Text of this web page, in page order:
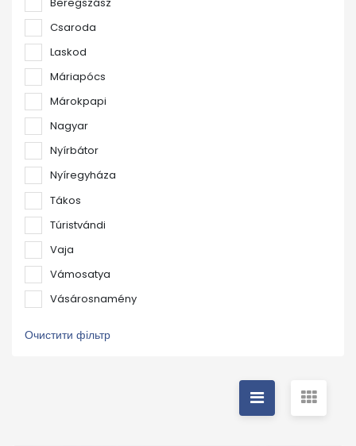
Csaroda
Laskod
Máriapócs
Márokpapi
Nagyar
Nyírbátor
Nyíregyháza
Tákos
Túristvándi
Vaja
Vámosatya
Vásárosnamény
Очистити фільтр